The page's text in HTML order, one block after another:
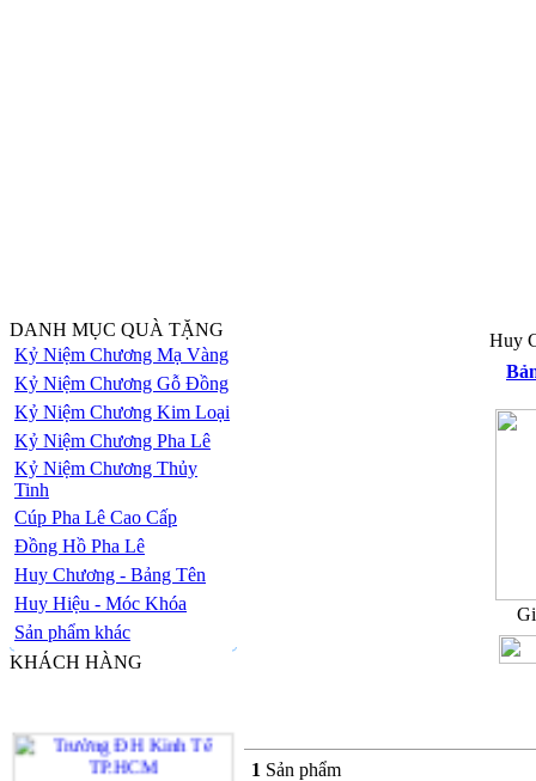
DANH MỤC QUÀ TẶNG
Kỷ Niệm Chương Mạ Vàng
Kỷ Niệm Chương Gỗ Đồng
Kỷ Niệm Chương Kim Loại
Kỷ Niệm Chương Pha Lê
Kỷ Niệm Chương Thủy
Tinh
Cúp Pha Lê Cao Cấp
Đồng Hồ Pha Lê
Huy Chương - Bảng Tên
Huy Hiệu - Móc Khóa
Sản phẩm khác
KHÁCH HÀNG
Huy
1 Sản phẩm